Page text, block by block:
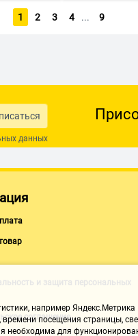
1 2 3 4 ... 9
данных
и защита персональных
соглашение
например
посещения страницы,
для